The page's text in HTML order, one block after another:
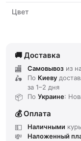
Цвет
Доставка
Самовывоз из
По Киеву
за 1–2 дня
По Украине:
Оплата
Наличными
Наложенный